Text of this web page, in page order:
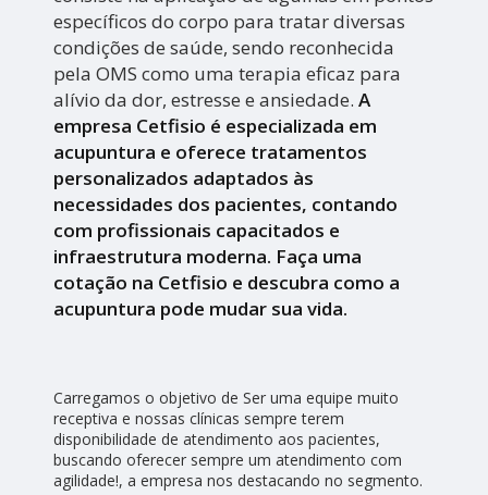
específicos do corpo para tratar diversas
condições de saúde, sendo reconhecida
pela OMS como uma terapia eficaz para
alívio da dor, estresse e ansiedade.A
empresa Cetfisio é especializada em
acupuntura e oferece tratamentos
personalizados adaptados às
necessidades dos pacientes, contando
com profissionais capacitados e
infraestrutura moderna. Faça uma
cotação na Cetfisio e descubra como a
acupuntura pode mudar sua vida.
Carregamos o objetivo de Ser uma equipe muito
receptiva e nossas clínicas sempre terem
disponibilidade de atendimento aos pacientes,
buscando oferecer sempre um atendimento com
agilidade!, a empresa nos destacando no segmento.